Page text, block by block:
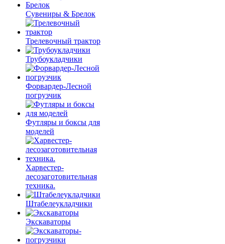
Сувениры & Брелок
Трелевочный трактор
Трубоукладчики
Форвардер-Лесной
погрузчик
Футляры и боксы для
моделей
Харвестер-
лесозаготовительная
техника.
Штабелеукладчики
Экскаваторы